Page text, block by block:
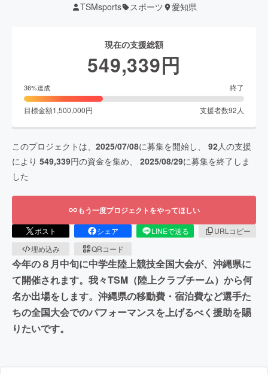
TSMsports スポーツ 愛知県
現在の支援総額
549,339円
36%達成 終了
目標金額1,500,000円 支援者数92 人
このプロジェクトは、 2025/07/08に募集を開始し、 92人の支援
により 549,339円の資金を集め、 2025/08/29に募集を終了しま
した
もう一度プロジェクトをやってほしい
ポスト シェア LINEで送る
URLコピー
埋め込み
QRコード
今年の８月中旬に中学生陸上競技全国大会が、沖縄県に
て開催されます。我々TSM（陸上クラブチーム）から何
名か出場をします。沖縄県の移動費・宿泊費など選手た
ちの全国大会でのパフォーマンスを上げるべく援助を賜
りたいです。